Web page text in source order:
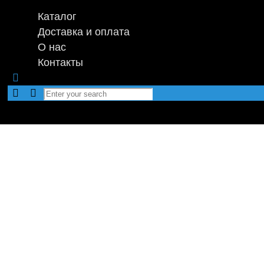
Каталог
Доставка и оплата
О нас
Контакты